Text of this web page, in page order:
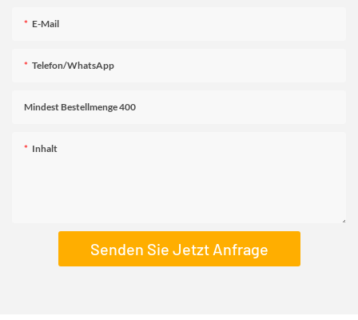
E-Mail
Telefon/WhatsApp
Mindest Bestellmenge 400
Inhalt
Senden Sie Jetzt Anfrage